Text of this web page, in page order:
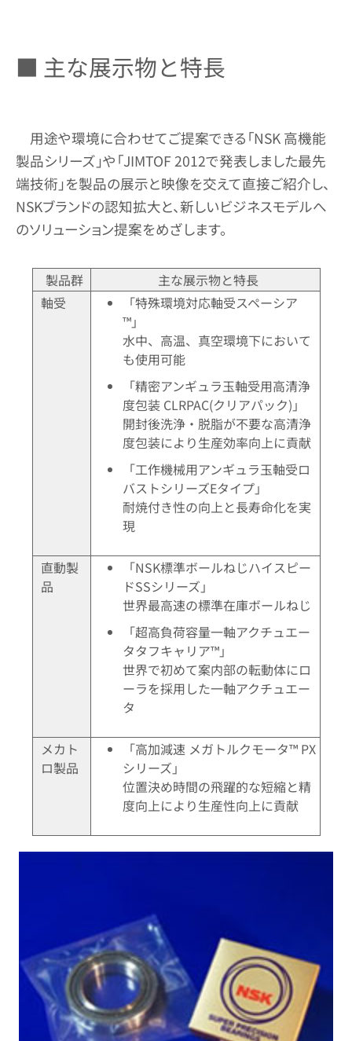
■ 主な展示物と特長
用途や環境に合わせてご提案できる「NSK 高機能
製品シリーズ」や「JIMTOF 2012で発表しました最先
端技術」を製品の展示と映像を交えて直接ご紹介し、
NSKブランドの認知拡大と、新しいビジネスモデルへ
のソリューション提案をめざします。
製品群
主な展示物と特長
軸受
「特殊環境対応軸受スペーシア
™」
水中、高温、真空環境下において
も使用可能
「精密アンギュラ玉軸受用高清浄
度包装 CLRPAC(クリアパック)」
開封後洗浄・脱脂が不要な高清浄
度包装により生産効率向上に貢献
「工作機械用アンギュラ玉軸受ロ
バストシリーズEタイプ」
耐焼付き性の向上と長寿命化を実
現
直動製
品
「NSK標準ボールねじハイスピー
ドSSシリーズ」
世界最高速の標準在庫ボールねじ
「超高負荷容量一軸アクチュエー
タタフキャリア™」
世界で初めて案内部の転動体にロ
ーラを採用した一軸アクチュエー
タ
メカト
ロ製品
「高加減速 メガトルクモータ™ PX
シリーズ」
位置決め時間の飛躍的な短縮と精
度向上により生産性向上に貢献